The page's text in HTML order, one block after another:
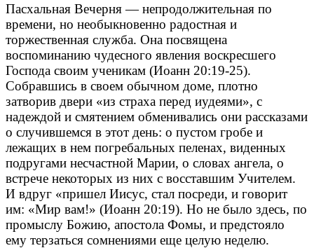
Пасхальная Вечерня — непродолжительная по
времени, но необыкновенно радостная и
торжественная служба. Она посвящена
воспоминанию чудесного явления воскресшего
Господа своим ученикам (Иоанн 20:19-25).
Собравшись в своем обычном доме, плотно
затворив двери «из страха перед иудеями», с
надеждой и смятением обменивались они рассказами
о случившемся в этот день: о пустом гробе и
лежащих в нем погребальных пеленах, виденных
подругами несчастной Марии, о словах ангела, о
встрече некоторых из них с восставшим Учителем.
И вдруг «пришел Иисус, стал посреди, и говорит
им: «Мир вам!» (Иоанн 20:19). Но не было здесь, по
промыслу Божию, апостола Фомы, и предстояло
ему терзаться сомнениями еще целую неделю.